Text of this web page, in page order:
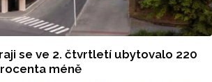
se ve 2. čtvrtletí ubytovalo 220
méně